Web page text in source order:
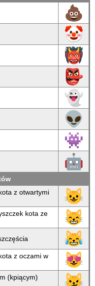
💩
🤡
👹
👺
👻
👽
👾
🤖
z otwartymi
😺
kota ze
😸
😹
z oczami w
😻
(kpiącym)
😼